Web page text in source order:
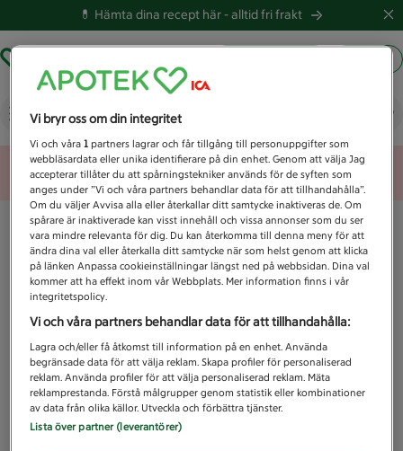
💊 Hämta dina recept här -alltid fri frakt
Vad letar du efter idag?
Unknown error
Vi bryr oss om din integritet
Vi och våra1 partners lagrar och får tillgång till personuppgifter som
webbläsardata eller unika identifierare på din enhet. Genom att välja Jag
accepterar tillåter du att spårningstekniker används för de syften som
anges under ”Vi och våra partners behandlar data för att tillhandahålla”.
Om du väljer Avvisa alla eller återkallar ditt samtycke inaktiveras de. Om
spårare är inaktiverade kan visst innehåll och vissa annonser som du ser
vara mindre relevanta för dig. Du kan återkomma till denna meny för att
ändra dina val eller återkalla ditt samtycke när som helst genom att klicka
på länken Anpassa cookieinställningar längst ned på webbsidan. Dina val
kommer att ha effekt inom vår Webbplats. Mer information finns i vår
integritetspolicy.
Vi och våra partners behandlar data för att tillhandahålla:
Lagra och/eller få åtkomst till information på en enhet. Använda
begränsade data för att välja reklam. Skapa profiler för personaliserad
reklam. Använda profiler för att välja personaliserad reklam. Mäta
reklamprestanda. Förstå målgrupper genom statistik eller kombinationer
av data från olika källor. Utveckla och förbättra tjänster.
Lista över partner (leverantörer)